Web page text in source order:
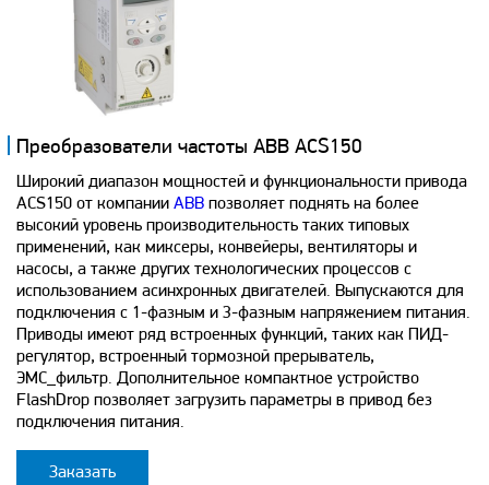
Преобразователи частоты ABB ACS150
Широкий диапазон мощностей и функциональности привода
ACS150 от компании ABB позволяет поднять на более
высокий уровень производительность таких типовых
применений, как миксеры, конвейеры, вентиляторы и
насосы, а также других технологических процессов с
использованием асинхронных двигателей. Выпускаются для
подключения с 1-фазным и 3-фазным напряжением питания.
Приводы имеют ряд встроенных функций, таких как ПИД-
регулятор, встроенный тормозной прерыватель,
ЭМС_фильтр. Дополнительное компактное устройство
FlashDrop позволяет загрузить параметры в привод без
подключения питания.
Заказать